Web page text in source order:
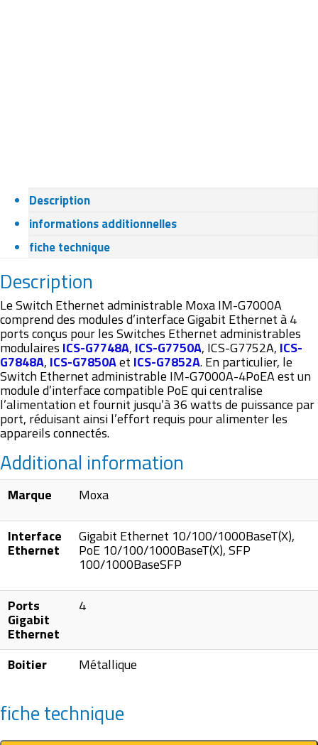
Description
informations additionnelles
fiche technique
Description
Le Switch Ethernet administrable Moxa IM-G7000A
comprend des modules d’interface Gigabit Ethernet à 4
ports conçus pour les Switches Ethernet administrables
modulaires ICS-G7748A, ICS-G7750A, ICS-G7752A, ICS-
G7848A, ICS-G7850Aet ICS-G7852A. En particulier, le
Switch Ethernet administrable IM-G7000A-4PoEA est un
module d’interface compatible PoE qui centralise
l’alimentation et fournit jusqu’à 36 watts de puissance par
port, réduisant ainsi l’effort requis pour alimenter les
appareils connectés.
Additional information
Marque Moxa
Interface
Ethernet
Gigabit Ethernet 10/100/1000BaseT(X),
PoE 10/100/1000BaseT(X), SFP
100/1000BaseSFP
Ports
Gigabit
Ethernet
4
Boitier Métallique
fiche technique